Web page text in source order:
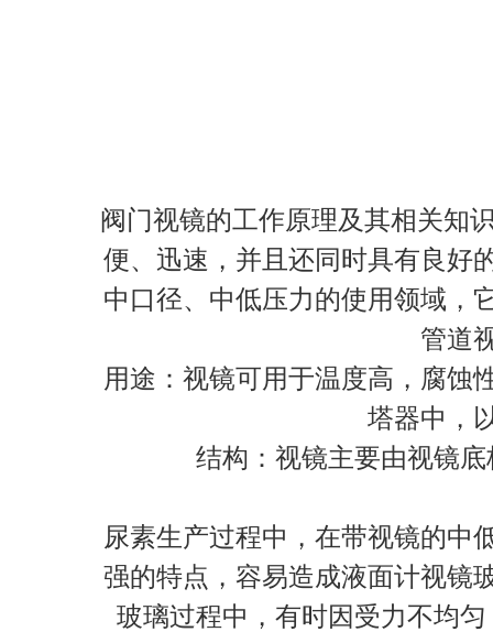
阀门视镜的工作原理及其相关知
便、迅速，并且还同时具有良好
中口径、中低压力的使用领域，
管道
用途：视镜可用于温度高，腐蚀
塔器中，
结构：视镜主要由视镜
尿素生产过程中，在带视镜的中
强的特点，容易造成液面计视镜
玻璃过程中，有时因受力不均